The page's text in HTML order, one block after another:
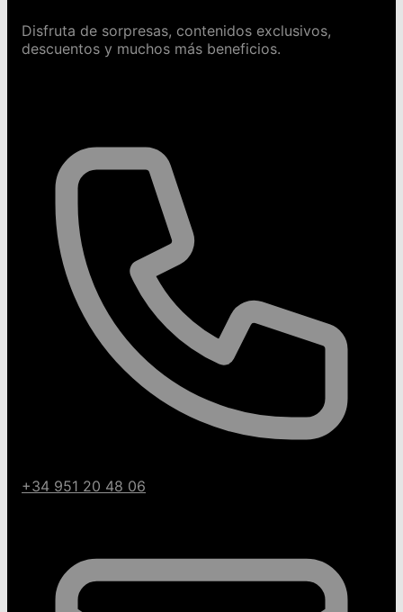
Disfruta de sorpresas, contenidos exclusivos,
descuentos y muchos más beneficios.
+34 951 20 48 06